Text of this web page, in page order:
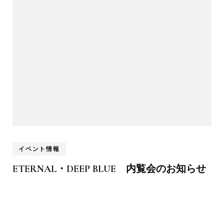
イベント情報
ETERNAL・DEEP BLUE 内覧会のお知らせ